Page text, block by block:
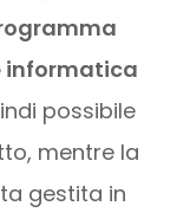
informatica
possibile
mentre la
gestita in